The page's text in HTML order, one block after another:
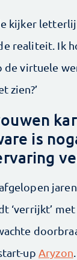
kijker
realiteit. Ik
virtuele
zien?’
is
‘verrijkt’
up Aryzon.